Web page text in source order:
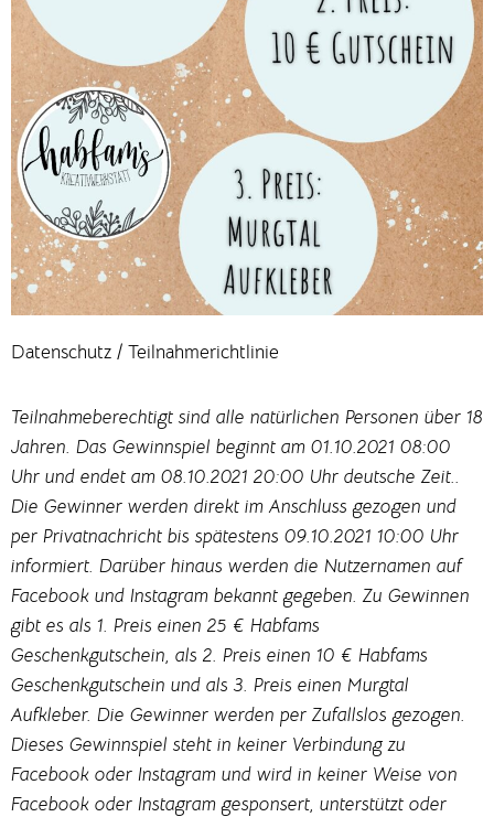
Datenschutz / Teilnahmerichtlinie
Teilnahmeberechtigt sind alle natürlichen Personen über 18
Jahren. Das Gewinnspiel beginnt am 01.10.2021 08:00
Uhr und endet am 08.10.2021 20:00 Uhr deutsche Zeit..
Die Gewinner werden direkt im Anschluss gezogen und
per Privatnachricht bis spätestens 09.10.2021 10:00 Uhr
informiert. Darüber hinaus werden die Nutzernamen auf
Facebook und Instagram bekannt gegeben. Zu Gewinnen
gibt es als 1. Preis einen 25 € Habfams
Geschenkgutschein, als 2. Preis einen 10 € Habfams
Geschenkgutschein und als 3. Preis einen Murgtal
Aufkleber. Die Gewinner werden per Zufallslos gezogen.
Dieses Gewinnspiel steht in keiner Verbindung zu
Facebook oder Instagram und wird in keiner Weise von
Facebook oder Instagram gesponsert, unterstützt oder